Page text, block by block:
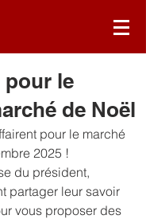
le
de Noël
pour le marché
2025 !
du président,
partager leur savoir
vous proposer des